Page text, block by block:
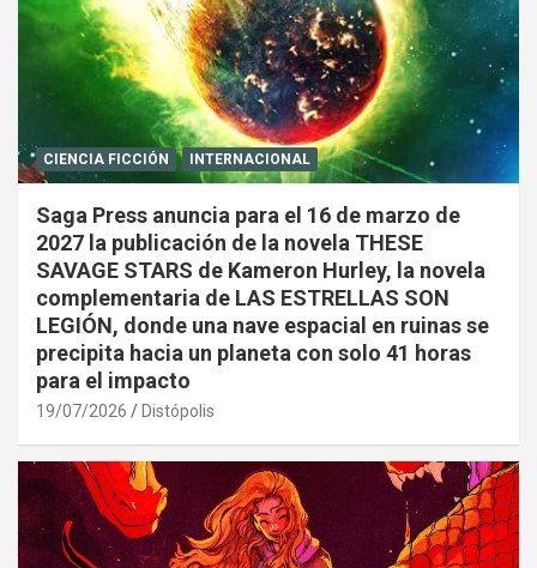
CIENCIA FICCIÓN INTERNACIONAL
Saga Press anuncia para el 16 de marzo de
2027 la publicación de la novela THESE
SAVAGE STARS de Kameron Hurley, la novela
complementaria de LAS ESTRELLAS SON
LEGIÓN, donde una nave espacial en ruinas se
precipita hacia un planeta con solo 41 horas
para el impacto
19/07/2026 Distópolis